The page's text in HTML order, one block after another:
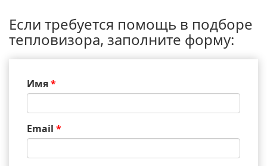
Если требуется помощь в подборе
тепловизора, заполните форму:
Имя*
Email *